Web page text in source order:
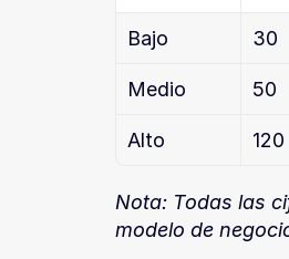
Bajo 30
Medio 50
Alto 120
Nota: Todas las
modelo de